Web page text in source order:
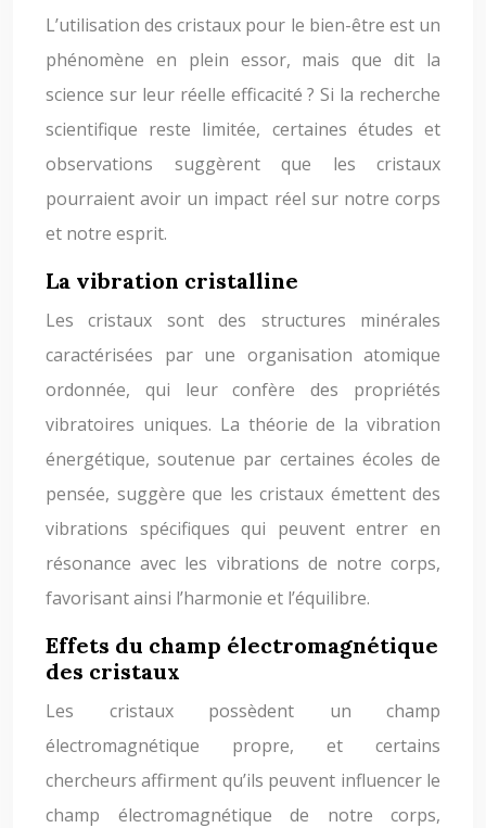
L’utilisation des cristaux pour le bien-être est un
phénomène en plein essor, mais que dit la
science sur leur réelle efficacité ? Si la recherche
scientifique reste limitée, certaines études et
observations suggèrent que les cristaux
pourraient avoir un impact réel sur notre corps
et notre esprit.
La vibration cristalline
Les cristaux sont des structures minérales
caractérisées par une organisation atomique
ordonnée, qui leur confère des propriétés
vibratoires uniques. La théorie de la vibration
énergétique, soutenue par certaines écoles de
pensée, suggère que les cristaux émettent des
vibrations spécifiques qui peuvent entrer en
résonance avec les vibrations de notre corps,
favorisant ainsi l’harmonie et l’équilibre.
Effets du champ électromagnétique
des cristaux
Les cristaux possèdent un champ
électromagnétique propre, et certains
chercheurs affirment qu’ils peuvent influencer le
champ électromagnétique de notre corps,